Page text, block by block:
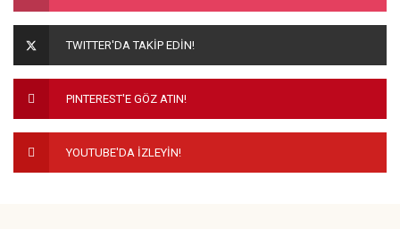
Ürün açıklamasında eksik bilgiler bulunuyor.
Ürün fiyatı diğer sitelerden daha pahalı.
Bu ürüne benzer farklı alternatifler olmalı.
TWITTER'DA TAKİP EDİN!
PINTEREST'E GÖZ ATIN!
YOUTUBE'DA İZLEYİN!